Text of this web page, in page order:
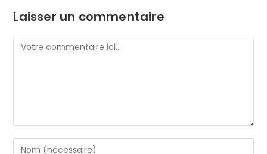
Laisser un commentaire
Comment
Enter